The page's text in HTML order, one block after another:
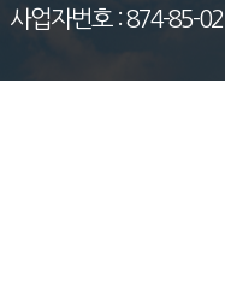
사업자번호 : 874-85-